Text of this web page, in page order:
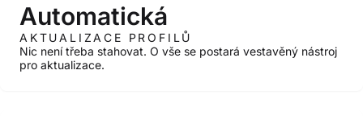
Automatická
AKTUALIZACE PROFILŮ
Nic není třeba stahovat. O vše se postará vestavěný nástroj
pro aktualizace.